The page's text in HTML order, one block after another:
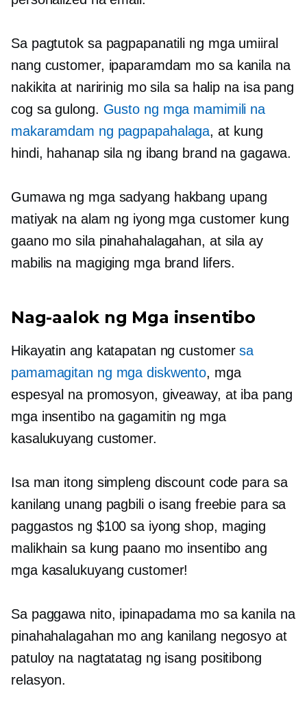
Sa pagtutok sa pagpapanatili ng mga umiiral
nang customer, ipaparamdam mo sa kanila na
nakikita at naririnig mo sila sa halip na isa pang
cog sa gulong. Gusto ng mga mamimili na
makaramdam ng pagpapahalaga, at kung
hindi, hahanap sila ng ibang brand na gagawa.
Gumawa ng mga sadyang hakbang upang
matiyak na alam ng iyong mga customer kung
gaano mo sila pinahahalagahan, at sila ay
mabilis na magiging mga brand lifers.
Nag-aalok ng Mga insentibo
Hikayatin ang katapatan ng customersa
pamamagitan ng mga diskwento, mga
espesyal na promosyon, giveaway, at iba pang
mga insentibo na gagamitin ng mga
kasalukuyang customer.
Isa man itong simpleng discount code para sa
kanilang unang pagbili o isang freebie para sa
paggastos ng $100 sa iyong shop, maging
malikhain sa kung paano mo insentibo ang
mga kasalukuyang customer!
Sa paggawa nito, ipinapadama mo sa kanila na
pinahahalagahan mo ang kanilang negosyo at
patuloy na nagtatatag ng isang positibong
relasyon.